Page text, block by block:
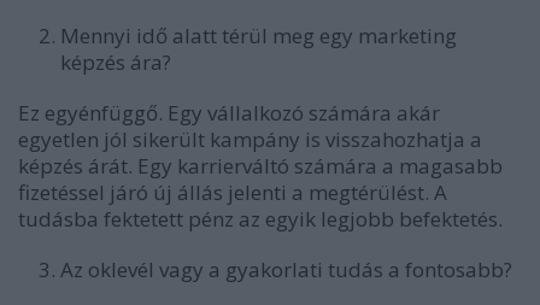
Mennyi idő alatt térül meg egy marketing
képzés ára?
Ez egyénfüggő. Egy vállalkozó számára akár
egyetlen jól sikerült kampány is visszahozhatja a
képzés árát. Egy karrierváltó számára a magasabb
fizetéssel járó új állás jelenti a megtérülést. A
tudásba fektetett pénz az egyik legjobb befektetés.
Az oklevél vagy a gyakorlati tudás a fontosabb?